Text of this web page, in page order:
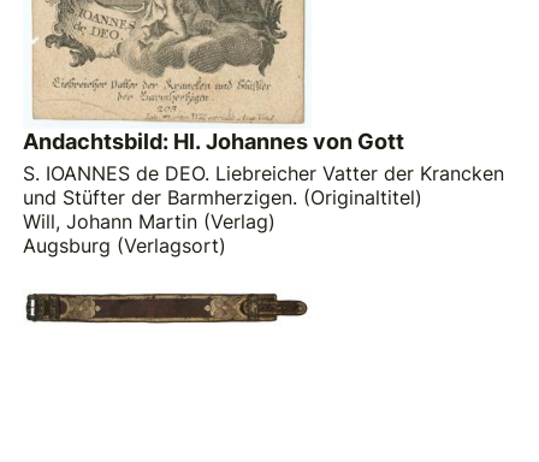
Andachtsbild: Hl. Johannes von Gott
S. IOANNES de DEO. Liebreicher Vatter der Krancken
und Stüfter der Barmherzigen. (Originaltitel)
Will, Johann Martin (Verlag)
Augsburg (Verlagsort)